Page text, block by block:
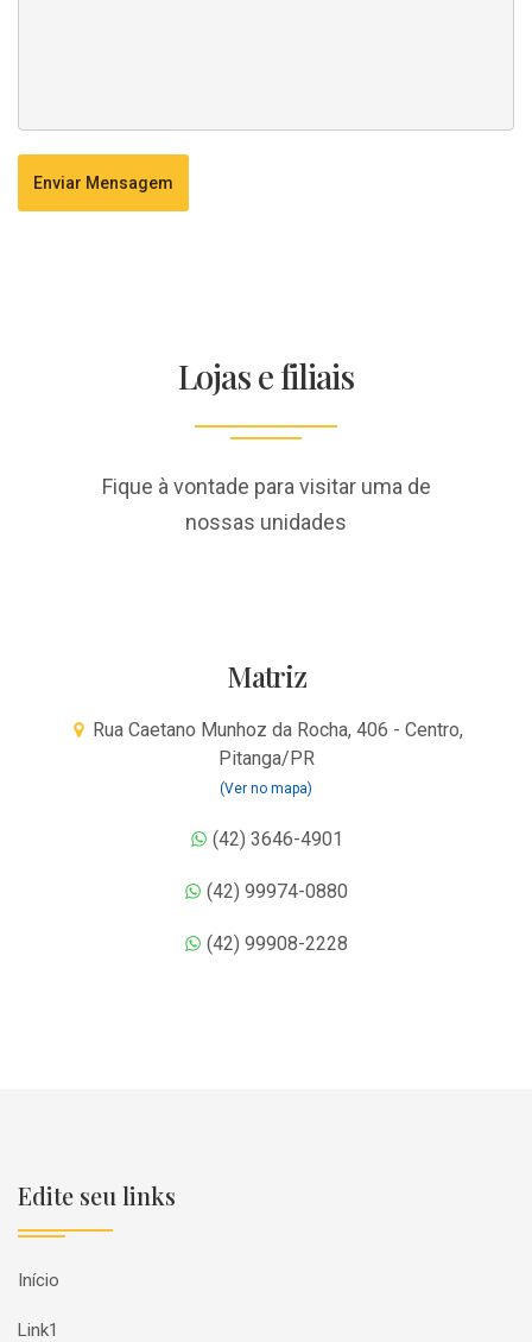
Enviar Mensagem
Lojas e filiais
Fique à vontade para visitar uma de
nossas unidades
Matriz
Rua Caetano Munhoz da Rocha, 406 - Centro,
Pitanga/PR
(Ver no mapa)
(42) 3646-4901
(42) 99974-0880
(42) 99908-2228
Edite seu links
Início
Link1